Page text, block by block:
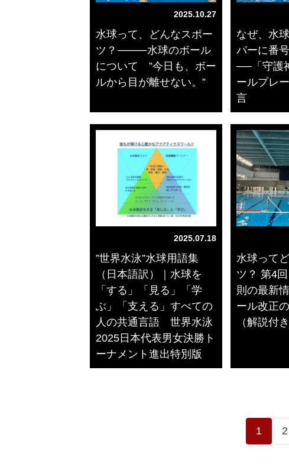
2025.10.27
水球って、どんなスポー
ツ？⸻水球のボール
について ”今日も、ボー
ルから目が離せない。”
なぜ、水
パーに番
──「守護
ールプレ
言
2025.07.18
”世界水泳”水球用語集
（日本語訳）｜水球を
「する」「見る」「学
ぶ」「支える」すべての
人の共通言語 世界水泳
2025日本代表男女決勝ト
ーナメント進出特別版
水球って
ツ？ 第4
則の最新
ール改正
（解説付
1 2